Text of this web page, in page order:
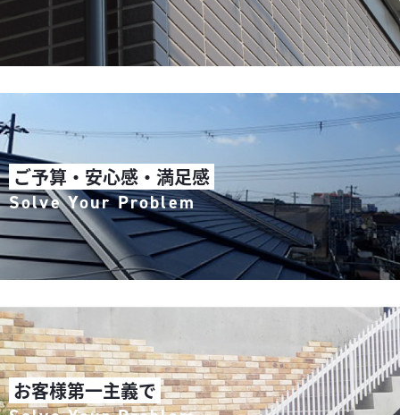
ご予算・安心感・満足感
Solve Your Problem
お客様第一主義で